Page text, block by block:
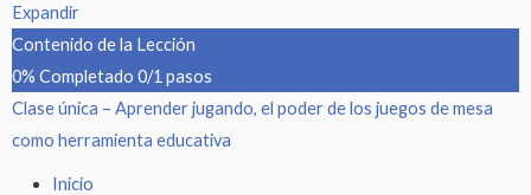
Expandir
Contenido de la Lección
0% Completado 0/1 pasos
Clase única – Aprender jugando, el poder de los juegos de mesa
como herramienta educativa
Inicio